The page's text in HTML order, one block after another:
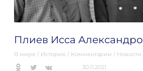
Плиев Исса
В мире / История / Комментарии / Новости
30.11.2021